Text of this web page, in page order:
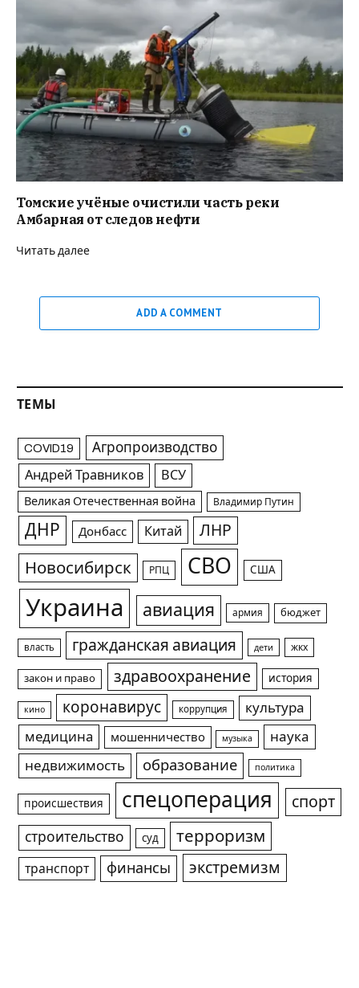
Томские учёные очистили часть реки
Амбарная от следов нефти
Читать далее
ADD A COMMENT
ТЕМЫ
COVID19 Агропроизводство
Андрей Травников ВСУ
Великая Отечественная война Владимир Путин
ДНР Донбасс Китай ЛНР
Новосибирск РПЦ СВО США
Украина авиация армия бюджет
власть гражданская авиация дети жкх
закон и право здравоохранение история
кино коронавирус коррупция
культура
медицина
мошенничество музыка
наука
недвижимость
образование политика
происшествия спецоперация спорт
строительство суд терроризм
транспорт финансы экстремизм